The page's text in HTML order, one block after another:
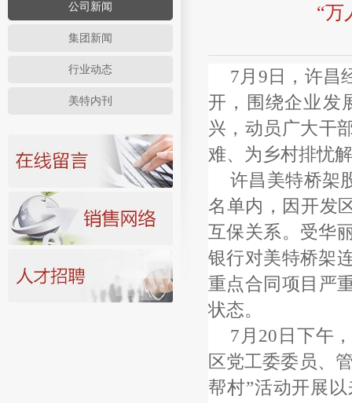
公司新闻
集团新闻
行业动态
美特内刊
“万
7月9日，许昌
开，围绕企业发
兴，动员广大干
难、为乡村排忧
许昌美特桥架
名单内，因开发
互保关系。受华
银行对美特桥架
重点合同项目严
状态。
7月20日下午
区党工委委员、
帮村”活动开展